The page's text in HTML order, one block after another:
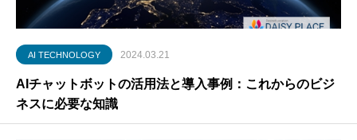
AI TECHNOLOGY 2024.03.21
AIチャットボットの活用法と導入事例：これからのビジ
ネスに必要な知識